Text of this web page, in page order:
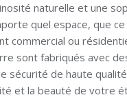
naturelle et une
quel espace, que
commercial ou
sont fabriqués avec
sécurité de haute
et la beauté de votre